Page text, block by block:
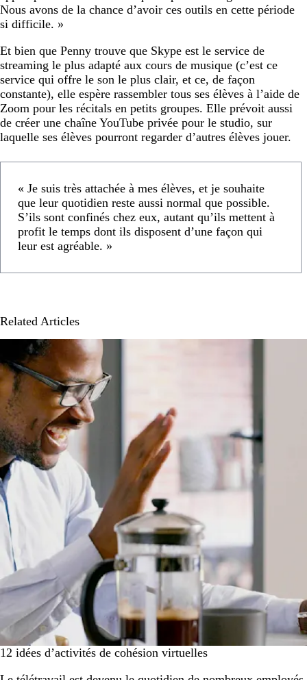
Nous avons de la chance d’avoir ces outils en cette période
si difficile. »
Et bien que Penny trouve que Skype est le service de
streaming le plus adapté aux cours de musique (c’est ce
service qui offre le son le plus clair, et ce, de façon
constante), elle espère rassembler tous ses élèves à l’aide de
Zoom pour les récitals en petits groupes. Elle prévoit aussi
de créer une chaîne YouTube privée pour le studio, sur
laquelle ses élèves pourront regarder d’autres élèves jouer.
« Je suis très attachée à mes élèves, et je souhaite
que leur quotidien reste aussi normal que possible.
S’ils sont confinés chez eux, autant qu’ils mettent à
profit le temps dont ils disposent d’une façon qui
leur est agréable. »
Related Articles
12 idées d’activités de cohésion virtuelles